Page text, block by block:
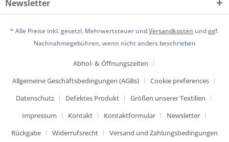
Newsletter
* Alle Preise inkl. gesetzl. Mehrwertsteuer undVersandkosten und ggf.
Nachnahmegebühren, wenn nicht anders beschrieben
Abhol- & Öffnungszeiten
Allgemeine Geschäftsbedingungen (AGBs)
Cookie preferences
Datenschutz
Defektes Produkt
Größen unserer Textilien
Impressum
Kontakt Kontaktformular
Newsletter
Rückgabe
Widerrufsrecht
Versand und Zahlungsbedingungen